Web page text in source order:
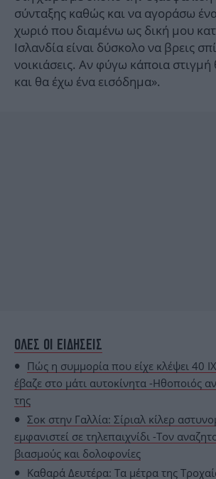
σύνταξης καθώς και να αγοράσω
χωριό που διαμένω ως δική μου
Ισλανδία είναι δύσκολο να βρεις
νοικιάσεις. Αν φύγω κάποια στιγμή
και θα έχω ένα εισόδημα».
ΟΛΕΣ ΟΙ ΕΙΔΗΣΕΙΣ
Πώς η συμμορία που είχε κλέψει 40
έβαζε στο μάτι αυτοκίνητα -Ηθοποιός
της
Σοκ στην Γαλλία: Σίριαλ κίλερ
εμφανιστεί σε τηλεπαιχνίδι -Τον
βιασμούς και δολοφονίες
Καθαρά Δευτέρα: Τα μέτρα της